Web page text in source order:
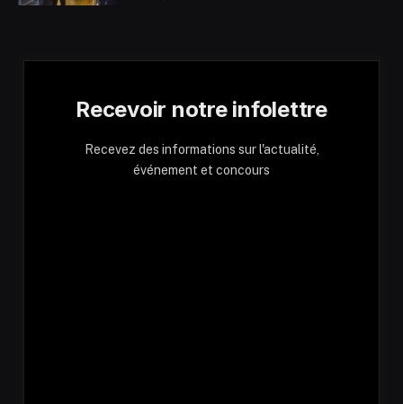
Recevoir notre infolettre
Recevez des informations sur l'actualité,
événement et concours